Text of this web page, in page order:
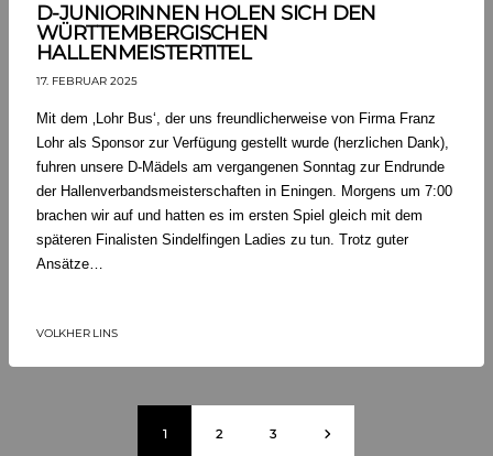
D-JUNIORINNEN HOLEN SICH DEN
WÜRTTEMBERGISCHEN
HALLENMEISTERTITEL
17. FEBRUAR 2025
Mit dem ‚Lohr Bus‘, der uns freundlicherweise von Firma Franz
Lohr als Sponsor zur Verfügung gestellt wurde (herzlichen Dank),
fuhren unsere D-Mädels am vergangenen Sonntag zur Endrunde
der Hallenverbandsmeisterschaften in Eningen. Morgens um 7:00
brachen wir auf und hatten es im ersten Spiel gleich mit dem
späteren Finalisten Sindelfingen Ladies zu tun. Trotz guter
Ansätze…
VOLKHER LINS
1 2 3